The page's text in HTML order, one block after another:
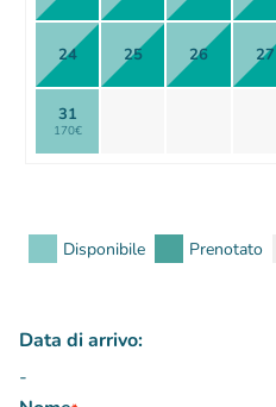
24 25 26 27
31
170€
Data di arrivo:
-